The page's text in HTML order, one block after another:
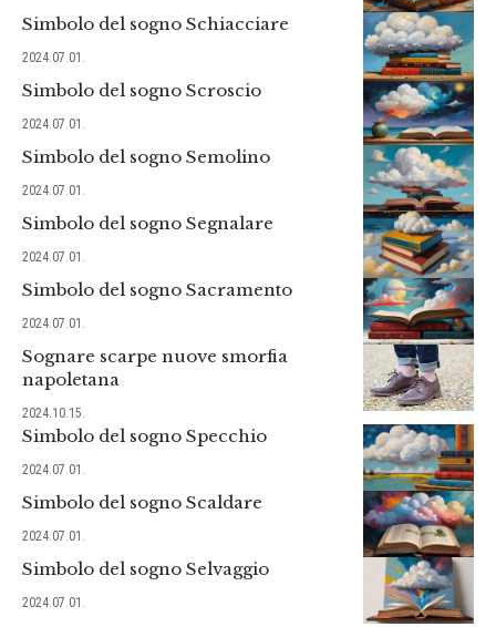
Simbolo del sogno Schiacciare
2024.07.01.
Simbolo del sogno Scroscio
2024.07.01.
Simbolo del sogno Semolino
2024.07.01.
Simbolo del sogno Segnalare
2024.07.01.
Simbolo del sogno Sacramento
2024.07.01.
Sognare scarpe nuove smorfia
napoletana
2024.10.15.
Simbolo del sogno Specchio
2024.07.01.
Simbolo del sogno Scaldare
2024.07.01.
Simbolo del sogno Selvaggio
2024.07.01.